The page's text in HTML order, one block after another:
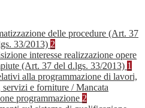
delle procedure (Art. 37
33/2013) 2
interesse realizzazione opere
(Art. 37 del d.lgs. 33/2013) 1
alla programmazione di lavori,
servizi e forniture / Mancata
programmazione 2